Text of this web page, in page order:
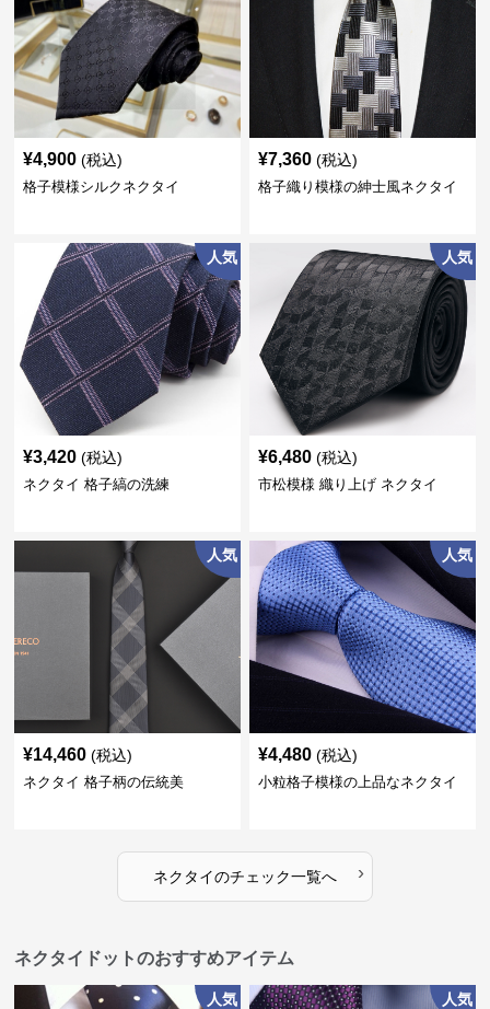
¥4,900 (税込)
格子模様シルクネクタイ
¥7,360 (税込)
格子織り模様の紳士風ネクタイ
人気
¥3,420 (税込)
ネクタイ 格子縞の洗練
人気
¥6,480 (税込)
市松模様 織り上げ ネクタイ
人気
¥14,460 (税込)
ネクタイ 格子柄の伝統美
人気
¥4,480 (税込)
小粒格子模様の上品なネクタイ
ネクタイのチェック一覧へ ›
ネクタイドットのおすすめアイテム
人気 人気